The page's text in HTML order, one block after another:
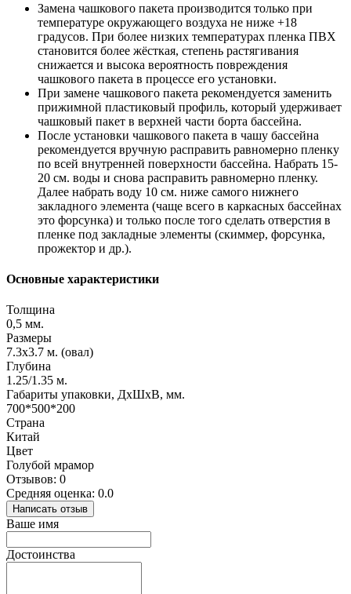
Замена чашкового пакета производится только при
температуре окружающего воздуха не ниже +18
градусов. При более низких температурах пленка ПВХ
становится более жёсткая, степень растягивания
снижается и высока вероятность повреждения
чашкового пакета в процессе его установки.
При замене чашкового пакета рекомендуется заменить
прижимной пластиковый профиль, который удерживает
чашковый пакет в верхней части борта бассейна.
После установки чашкового пакета в чашу бассейна
рекомендуется вручную расправить равномерно пленку
по всей внутренней поверхности бассейна. Набрать 15-
20 см. воды и снова расправить равномерно пленку.
Далее набрать воду 10 см. ниже самого нижнего
закладного элемента (чаще всего в каркасных бассейнах
это форсунка) и только после того сделать отверстия в
пленке под закладные элементы (скиммер, форсунка,
прожектор и др.).
Основные характеристики
Толщина
0,5 мм.
Размеры
7.3х3.7 м. (овал)
Глубина
1.25/1.35 м.
Габариты упаковки, ДхШхВ, мм.
700*500*200
Страна
Китай
Цвет
Голубой мрамор
Отзывов: 0
Средняя оценка: 0.0
Написать отзыв
Ваше имя
Достоинства